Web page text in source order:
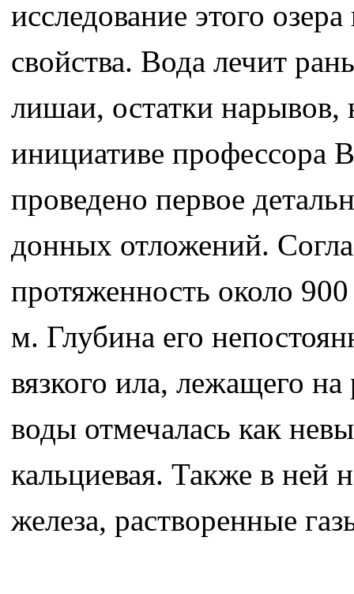
исследование этого
свойства. Вода лечит
лишаи, остатки
инициативе
проведено первое
донных отложений.
протяженность около
м. Глубина его
вязкого ила, лежащего
воды отмечалась как
кальциевая. Также в ней
железа, растворенные